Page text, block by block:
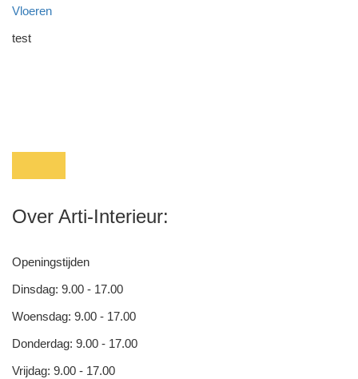
Vloeren
test
Over Arti-Interieur:
Openingstijden
Dinsdag: 9.00 - 17.00
Woensdag: 9.00 - 17.00
Donderdag: 9.00 - 17.00
Vrijdag: 9.00 - 17.00